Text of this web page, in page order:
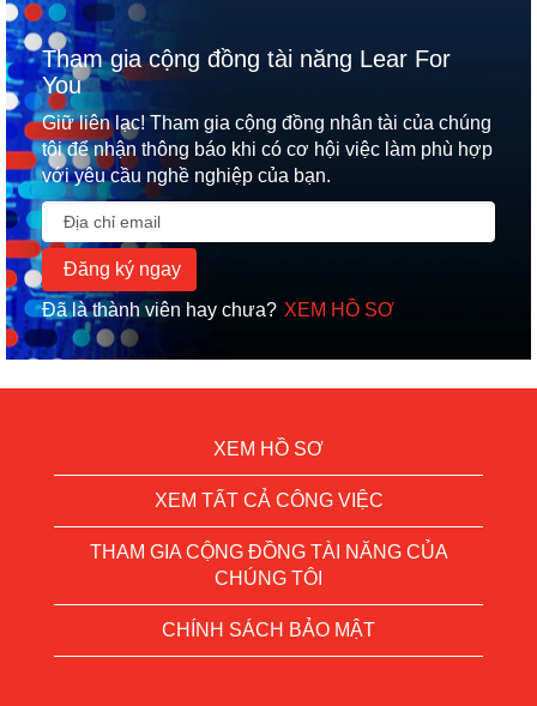
Tham gia cộng đồng tài năng Lear For
You
Giữ liên lạc! Tham gia cộng đồng nhân tài của chúng
tôi để nhận thông báo khi có cơ hội việc làm phù hợp
với yêu cầu nghề nghiệp của bạn.
Đã là thành viên hay chưa? XEM HỒ SƠ
XEM HỒ SƠ
XEM TẤT CẢ CÔNG VIỆC
THAM GIA CỘNG ĐỒNG TÀI NĂNG CỦA
CHÚNG TÔI
CHÍNH SÁCH BẢO MẬT